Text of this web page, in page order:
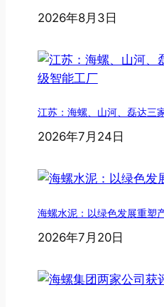
2026年8月3日
江苏：海螺、山河、磊达三
2026年7月24日
海螺水泥：以绿色发展重塑
2026年7月20日